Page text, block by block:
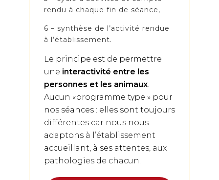
rendu à chaque fin de séance,
6 – synthèse de l’activité rendue
à l’établissement.
Le principe est de permettre
une interactivité entre les
personnes et les animaux.
Aucun «programme type » pour
nos séances : elles sont toujours
différentes car nous nous
adaptons à l’établissement
accueillant, à ses attentes, aux
pathologies de chacun.